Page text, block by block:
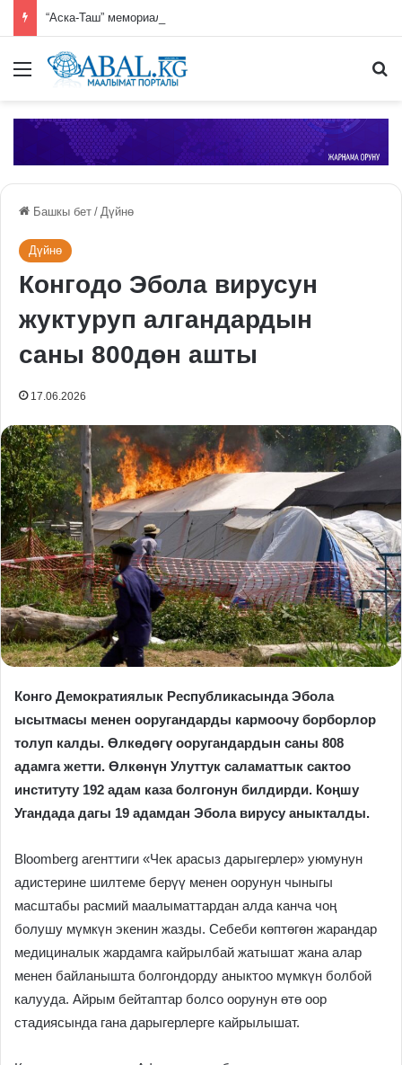
Меню
Башкы бет / Дүйнө
Дүйнө
Конгодо Эбола вирусун
жуктуруп алгандардын
саны 800дөн ашты
17.06.2026
Конго Демократиялык Республикасында Эбола
ысытмасы менен ооругандарды кармоочу борборлор
толуп калды. Өлкөдөгү ооругандардын саны 808
адамга жетти. Өлкөнүн Улуттук саламаттык сактоо
институту 192 адам каза болгонун билдирди. Коңшу
Угандада дагы 19 адамдан Эбола вирусу аныкталды.
Bloomberg агенттиги «Чек арасыз дарыгерлер» уюмунун
адистерине шилтеме берүү менен оорунун чыныгы
масштабы расмий маалыматтардан алда канча чоң
болушу мүмкүн экенин жазды. Себеби көптөгөн жарандар
медициналык жардамга кайрылбай жатышат жана алар
менен байланышта болгондорду аныктоо мүмкүн болбой
калууда. Айрым бейтаптар болсо оорунун өтө оор
стадиясында гана дарыгерлерге кайрылышат.